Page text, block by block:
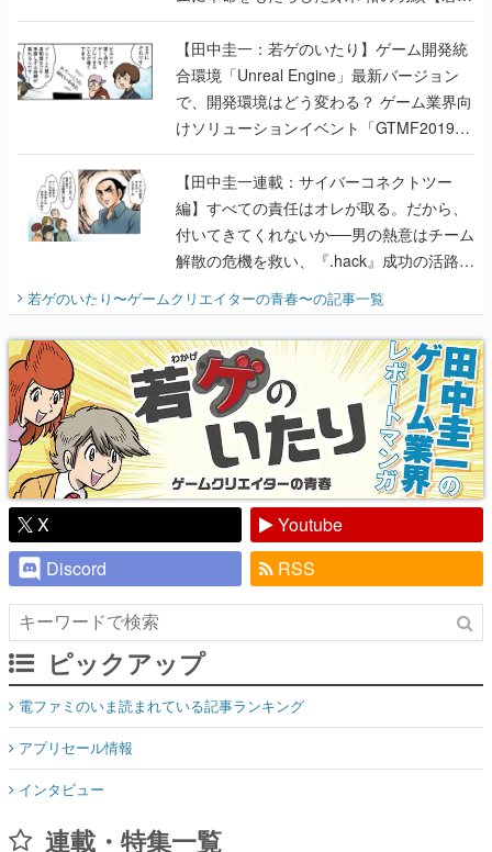
のいたり】
【田中圭一：若ゲのいたり】ゲーム開発統
合環境「Unreal Engine」最新バージョン
で、開発環境はどう変わる？ ゲーム業界向
けソリューションイベント「GTMF2019」
に行って、より理解を深めよう【PR】
【田中圭一連載：サイバーコネクトツー
編】すべての責任はオレが取る。だから、
付いてきてくれないか──男の熱意はチーム
解散の危機を救い、『.hack』成功の活路を
開く。業界の快男児・松山 洋に流れる血は
『少年ジャンプ』色だった【若ゲのいた
り】
若ゲのいたり〜ゲームクリエイターの青春〜の記事一覧
X
Youtube
Discord
RSS
ピックアップ
電ファミのいま読まれている記事ランキング
アプリセール情報
インタビュー
連載・特集一覧